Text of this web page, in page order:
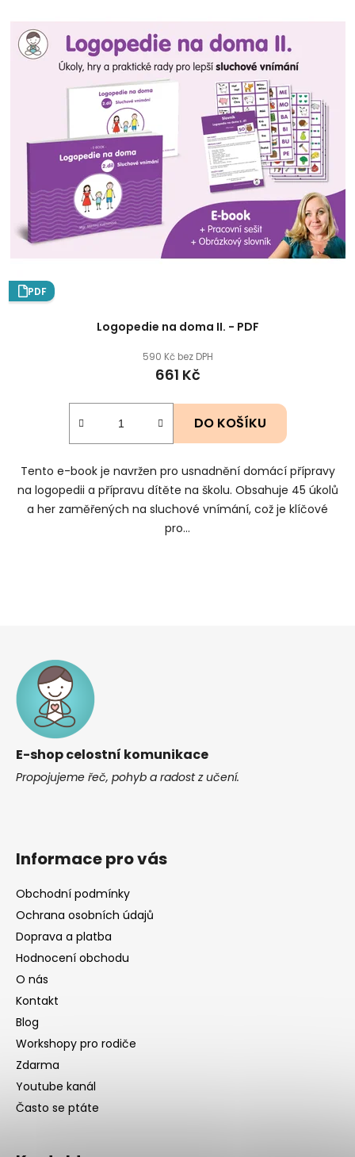
PDF
Logopedie na doma II. - PDF
590 Kč bez DPH
661 Kč
DO KOŠÍKU
Tento e-book je navržen pro usnadnění domácí přípravy
na logopedii a přípravu dítěte na školu. Obsahuje 45 úkolů
a her zaměřených na sluchové vnímání, což je klíčové
pro...
E-shop celostní komunikace
Propojujeme řeč, pohyb a radost z učení.
Informace pro vás
Obchodní podmínky
Ochrana osobních údajů
Doprava a platba
Hodnocení obchodu
O nás
Kontakt
Blog
Workshopy pro rodiče
Zdarma
Youtube kanál
Často se ptáte